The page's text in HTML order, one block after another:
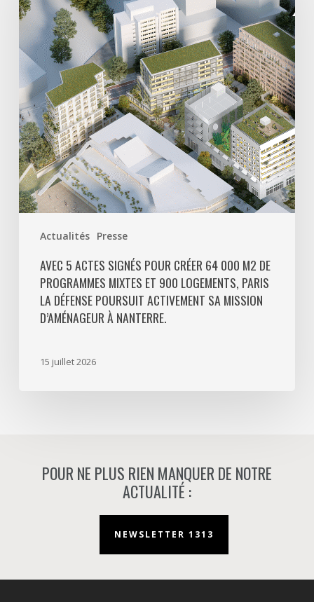
Actualités Presse
signés
pour
créer
000
m2
de
programmes
mixtes
et
900
logements,
Défense
poursuit
activement
AVEC 5 ACTES SIGNÉS POUR CRÉER 64 000 M2 DE
PROGRAMMES MIXTES ET 900 LOGEMENTS, PARIS
LA DÉFENSE POURSUIT ACTIVEMENT SA MISSION
D’AMÉNAGEUR À NANTERRE.
15 juillet 2026
POUR NE PLUS RIEN MANQUER DE NOTRE
ACTUALITÉ :
NEWSLETTER 1313